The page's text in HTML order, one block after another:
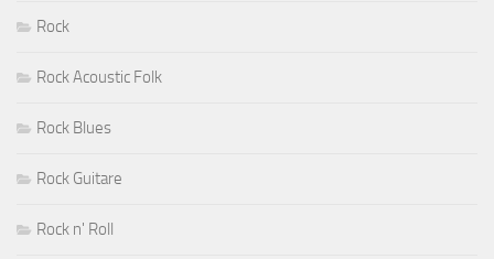
Rock
Rock Acoustic Folk
Rock Blues
Rock Guitare
Rock n' Roll